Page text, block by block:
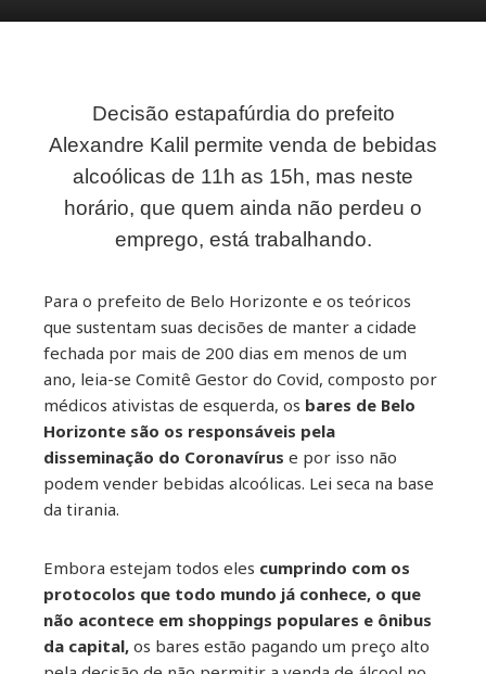
Decisão estapafúrdia do prefeito
Alexandre Kalil permite venda de bebidas
alcoólicas de 11h as 15h, mas neste
horário, que quem ainda não perdeu o
emprego, está trabalhando.
Para o prefeito de Belo Horizonte e os teóricos
que sustentam suas decisões de manter a cidade
fechada por mais de 200 dias em menos de um
ano, leia-se Comitê Gestor do Covid, composto por
médicos ativistas de esquerda, os bares de Belo
Horizonte são os responsáveis pela
disseminação do Coronavírus e por isso não
podem vender bebidas alcoólicas. Lei seca na base
da tirania.
Embora estejam todos eles cumprindo com os
protocolos que todo mundo já conhece, o que
não acontece em shoppings populares e ônibus
da capital, os bares estão pagando um preço alto